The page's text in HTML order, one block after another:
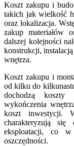
Koszt zakupu i
takich jak wielkość
oraz lokalizacja.
zakup materiałów
dalszej kolejności
konstrukcji,
wnętrza.
Koszt zakupu i
od kilku do
dochodzą koszty
wykończenia
koszt inwestycji.
charakteryzują się
eksploatacji, co w
oszczędności.